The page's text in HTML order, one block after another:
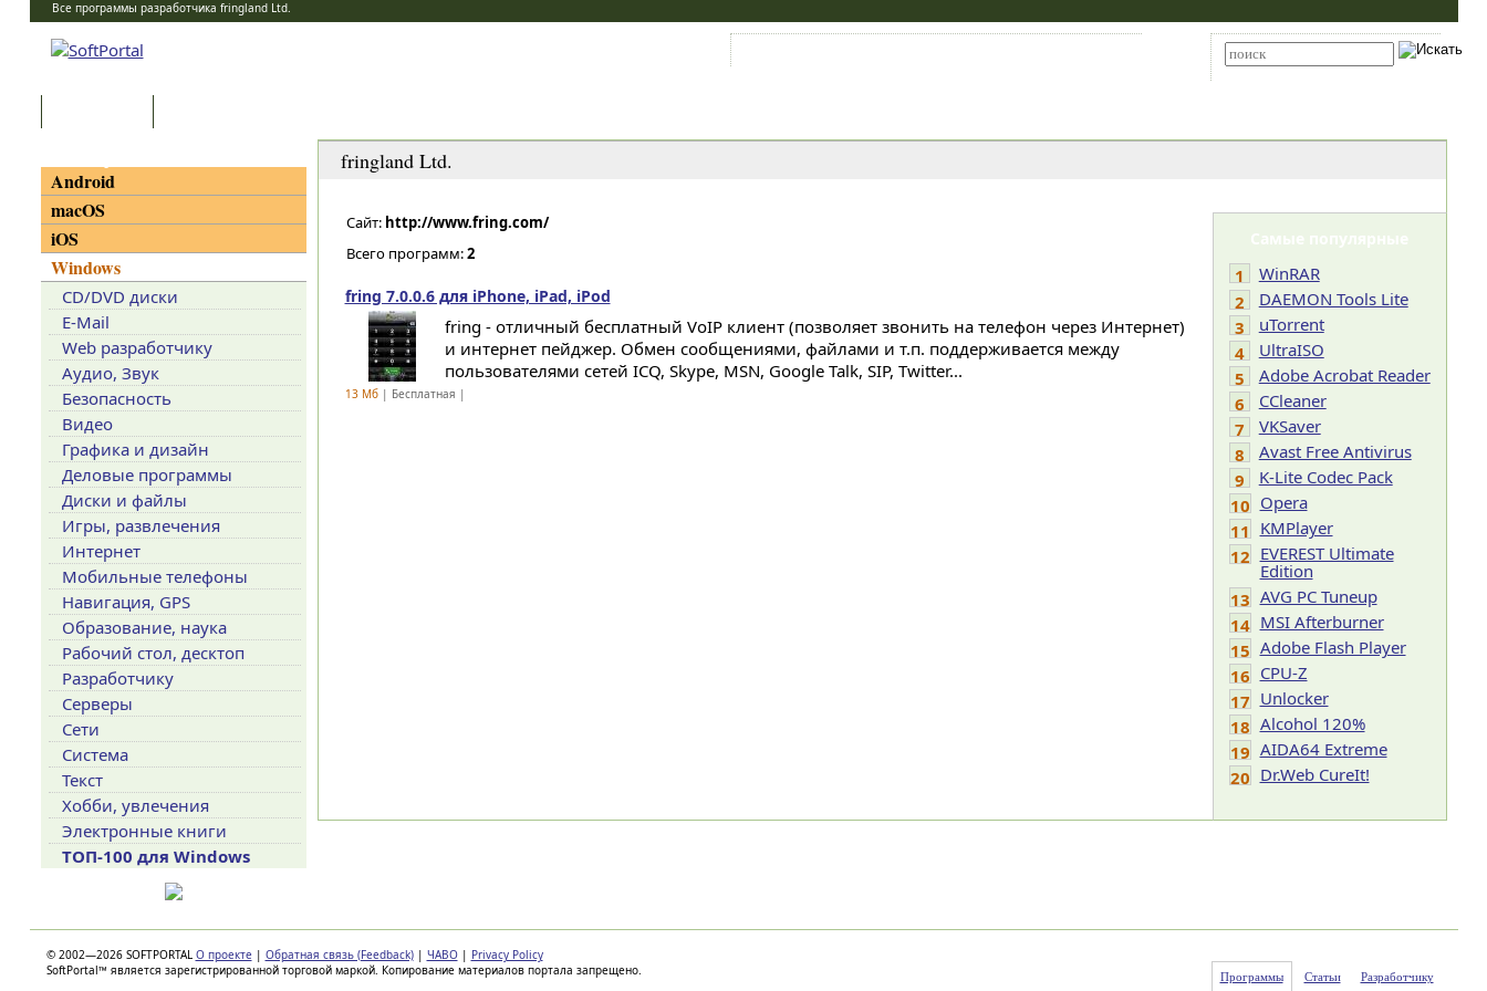
Все программы разработчика fringland Ltd.
fringland Ltd.
Сайт: http://www.fring.com/
Всего программ:2
fring 7.0.0.6 для iPhone, iPad, iPod
fring - отличный бесплатный VoIP клиент (позволяет звонить на телефон через Интернет)
и интернет пейджер. Обмен сообщениями, файлами и т.п. поддерживается между
пользователями сетей ICQ, Skype, MSN, Google Talk, SIP, Twitter...
13 Мб| Бесплатная |
Самые популярные
1
WinRAR
2
DAEMON Tools Lite
3
uTorrent
4
UltraISO
5
Adobe Acrobat Reader
6
CCleaner
7
VKSaver
8
Avast Free Antivirus
9
K-Lite Codec Pack
10 Opera
11 KMPlayer
12 EVEREST Ultimate
Edition
13 AVG PC Tuneup
14 MSI Afterburner
15 Adobe Flash Player
16 CPU-Z
17 Unlocker
18 Alcohol 120%
19 AIDA64 Extreme
20 Dr.Web CureIt!
Android
macOS
iOS
Windows
CD/DVD диски
E-Mail
Web разработчику
Аудио, Звук
Безопасность
Видео
Графика и дизайн
Деловые программы
Диски и файлы
Игры, развлечения
Интернет
Мобильные телефоны
Навигация, GPS
Образование, наука
Рабочий стол, десктоп
Разработчику
Серверы
Сети
Система
Текст
Хобби, увлечения
Электронные книги
ТОП-100 для Windows
© 2002—2026 SOFTPORTAL О проекте | Обратная связь (Feedback) | ЧАВО | Privacy Policy
SoftPortal™ является зарегистрированной торговой маркой. Копирование материалов портала запрещено.
Программы Статьи Разработчику